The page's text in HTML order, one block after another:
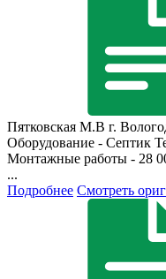
Пятковская М.В г.
Оборудование - Септик
Монтажные работы - 28
...
Подробнее Смотреть